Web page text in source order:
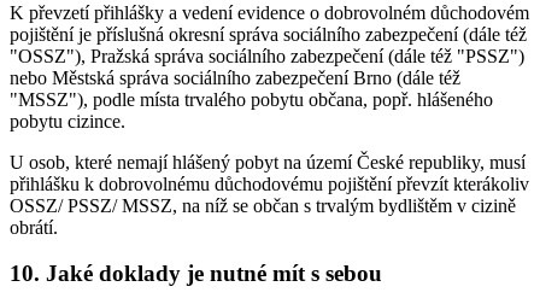
K převzetí přihlášky a vedení evidence o dobrovolném důchodovém
pojištění je příslušná okresní správa sociálního zabezpečení (dále též
"OSSZ"), Pražská správa sociálního zabezpečení (dále též "PSSZ")
nebo Městská správa sociálního zabezpečení Brno (dále též
"MSSZ"), podle místa trvalého pobytu občana, popř. hlášeného
pobytu cizince.
U osob, které nemají hlášený pobyt na území České republiky, musí
přihlášku k dobrovolnému důchodovému pojištění převzít kterákoliv
OSSZ/ PSSZ/ MSSZ, na níž se občan s trvalým bydlištěm v cizině
obrátí.
10. Jaké doklady je nutné mít s sebou